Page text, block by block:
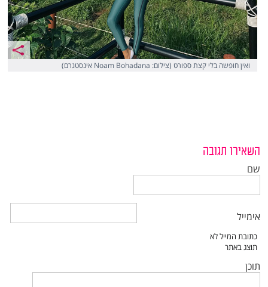
ואין חופשה בלי קצת ספורט (צילום: Noam Bohadana אינסטגרם)
השאירו תגובה
שם
אימייל
תוכן